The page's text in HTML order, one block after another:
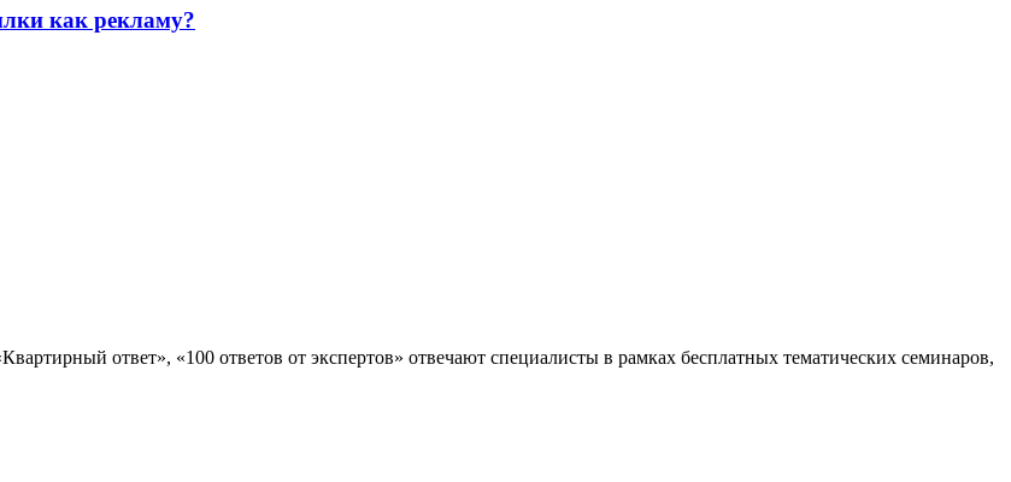
как рекламу?
ответ», «100 ответов от экспертов» отвечают специалисты в рамках бесплатных тематических семинаров,